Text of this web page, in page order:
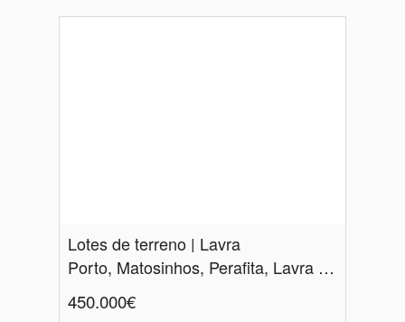
Lotes de terreno | Lavra
Porto, Matosinhos, Perafita, Lavra e Santa Cruz do Bispo
450.000€